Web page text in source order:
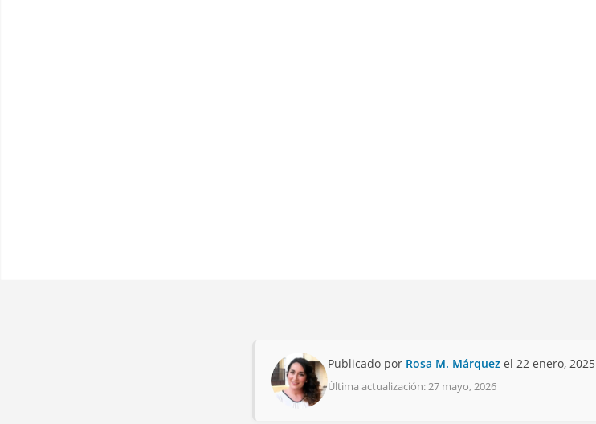
Publicado por Rosa M. Márquezel 22 enero, 2025
Última actualización: 27 mayo, 2026